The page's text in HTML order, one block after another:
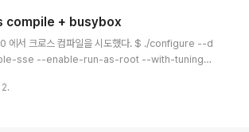
compile + busybox
에서 크로스 컴파일을 시도했다. $ ./configure --d
sse --enable-run-as-root --with-tuning=
1623 dnl 1624 AC_ARG_WITH(tuning, 16